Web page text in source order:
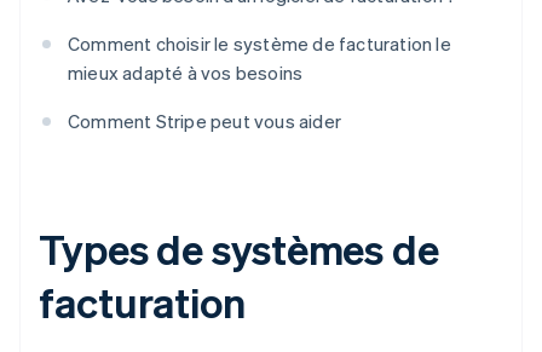
Comment choisir le système de facturation le
mieux adapté à vos besoins
Comment Stripe peut vous aider
Types de systèmes de
facturation